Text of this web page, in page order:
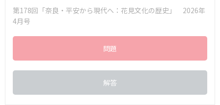
第178回「奈良・平安から現代へ：花見文化の歴史」 2026年
4月号
問題
解答